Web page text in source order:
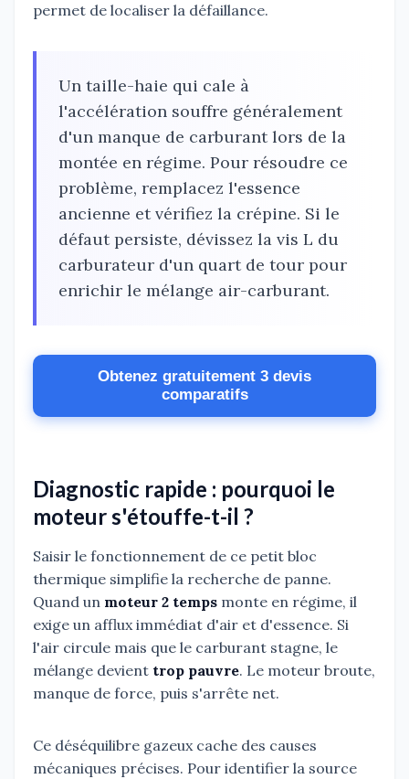
permet de localiser la défaillance.
Un taille-haie qui cale à
l'accélération souffre généralement
d'un manque de carburant lors de la
montée en régime. Pour résoudre ce
problème, remplacez l'essence
ancienne et vérifiez la crépine. Si le
défaut persiste, dévissez la vis L du
carburateur d'un quart de tour pour
enrichir le mélange air-carburant.
Obtenez gratuitement 3 devis
comparatifs
Diagnostic rapide : pourquoi le
moteur s'étouffe-t-il ?
Saisir le fonctionnement de ce petit bloc
thermique simplifie la recherche de panne.
Quand un moteur 2 temps monte en régime, il
exige un afflux immédiat d'air et d'essence. Si
l'air circule mais que le carburant stagne, le
mélange devient trop pauvre. Le moteur broute,
manque de force, puis s'arrête net.
Ce déséquilibre gazeux cache des causes
mécaniques précises. Pour identifier la source